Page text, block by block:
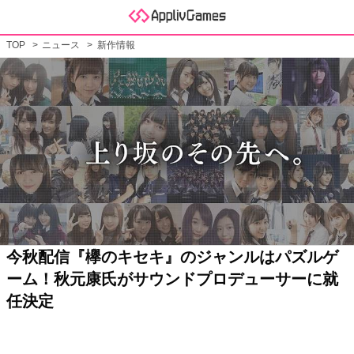
TOP ニュース 新作情報
今秋配信『欅のキセキ』のジャンルはパズルゲ
ーム！秋元康氏がサウンドプロデューサーに就
任決定